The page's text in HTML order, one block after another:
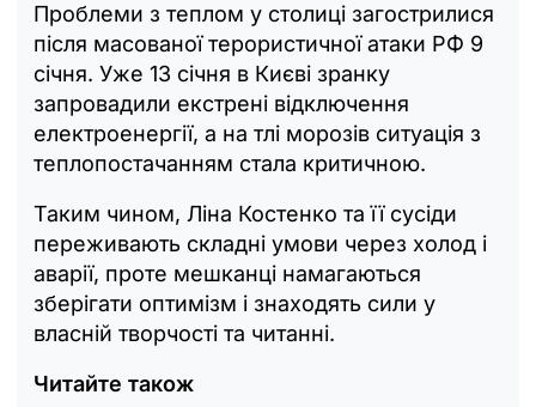
Проблеми з теплом у столиці загострилися
після масованої терористичної атаки РФ 9
січня. Уже 13 січня в Києві зранку
запровадили екстрені відключення
електроенергії, а на тлі морозів ситуація з
теплопостачанням стала критичною.
Таким чином, Ліна Костенко та її сусіди
переживають складні умови через холод і
аварії, проте мешканці намагаються
зберігати оптимізм і знаходять сили у
власній творчості та читанні.
Читайте також